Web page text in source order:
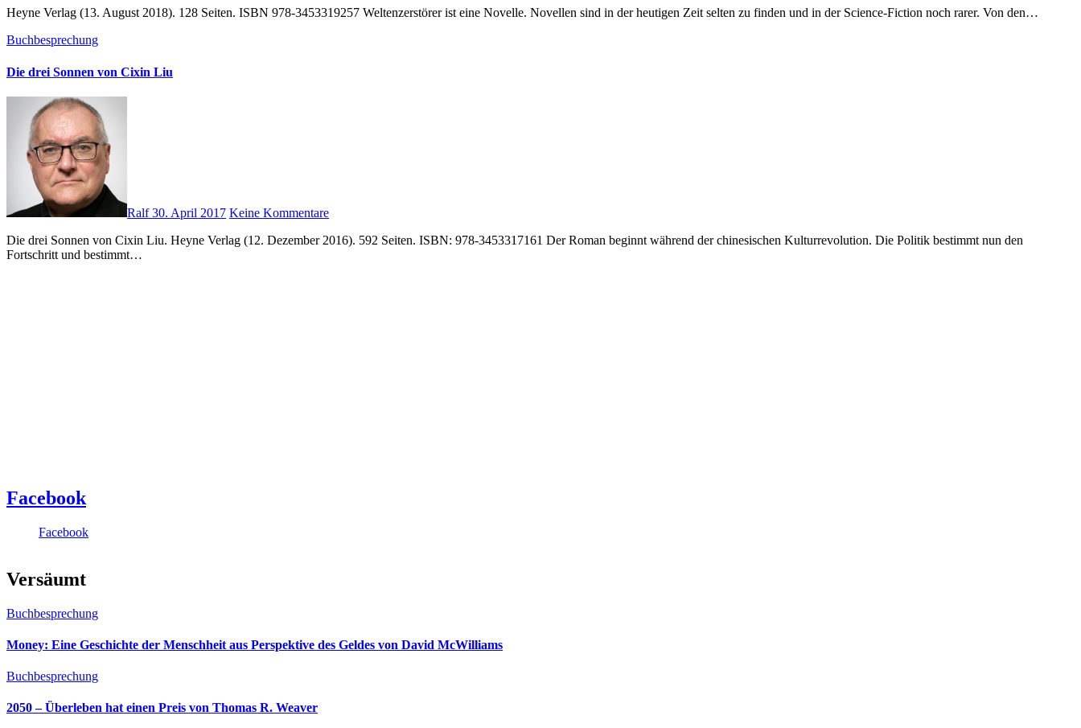
Heyne Verlag (13. August 2018). 128 Seiten. ISBN 978-3453319257 Weltenzerstörer ist eine Novelle. Novellen sind in der heutigen Zeit selten zu finden und in der Science-Fiction noch rarer. Von den…
Buchbesprechung
Die drei Sonnen von Cixin Liu
Ralf30. April 2017 Keine Kommentare
Die drei Sonnen von Cixin Liu. Heyne Verlag (12. Dezember 2016). 592 Seiten. ISBN: 978-3453317161 Der Roman beginnt während der chinesischen Kulturrevolution. Die Politik bestimmt nun den
Fortschritt und bestimmt…
Facebook
Facebook
Versäumt
Buchbesprechung
Money: Eine Geschichte der Menschheit aus Perspektive des Geldes von David McWilliams
Buchbesprechung
2050 – Überleben hat einen Preis von Thomas R. Weaver